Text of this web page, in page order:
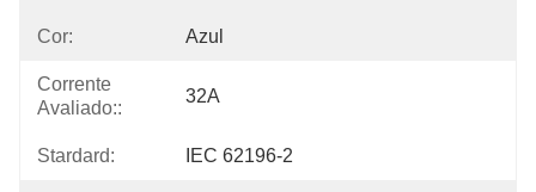
Cor: Azul
Corrente
Avaliado::
32A
Stardard: IEC 62196-2